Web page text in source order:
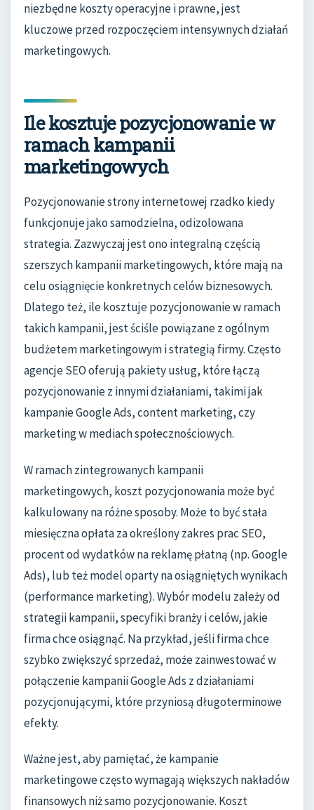
niezbędne koszty operacyjne i prawne, jest
kluczowe przed rozpoczęciem intensywnych działań
marketingowych.
Ile kosztuje pozycjonowanie w
ramach kampanii
marketingowych
Pozycjonowanie strony internetowej rzadko kiedy
funkcjonuje jako samodzielna, odizolowana
strategia. Zazwyczaj jest ono integralną częścią
szerszych kampanii marketingowych, które mają na
celu osiągnięcie konkretnych celów biznesowych.
Dlatego też, ile kosztuje pozycjonowanie w ramach
takich kampanii, jest ściśle powiązane z ogólnym
budżetem marketingowym i strategią firmy. Często
agencje SEO oferują pakiety usług, które łączą
pozycjonowanie z innymi działaniami, takimi jak
kampanie Google Ads, content marketing, czy
marketing w mediach społecznościowych.
W ramach zintegrowanych kampanii
marketingowych, koszt pozycjonowania może być
kalkulowany na różne sposoby. Może to być stała
miesięczna opłata za określony zakres prac SEO,
procent od wydatków na reklamę płatną (np. Google
Ads), lub też model oparty na osiągniętych wynikach
(performance marketing). Wybór modelu zależy od
strategii kampanii, specyfiki branży i celów, jakie
firma chce osiągnąć. Na przykład, jeśli firma chce
szybko zwiększyć sprzedaż, może zainwestować w
połączenie kampanii Google Ads z działaniami
pozycjonującymi, które przyniosą długoterminowe
efekty.
Ważne jest, aby pamiętać, że kampanie
marketingowe często wymagają większych nakładów
finansowych niż samo pozycjonowanie. Koszt